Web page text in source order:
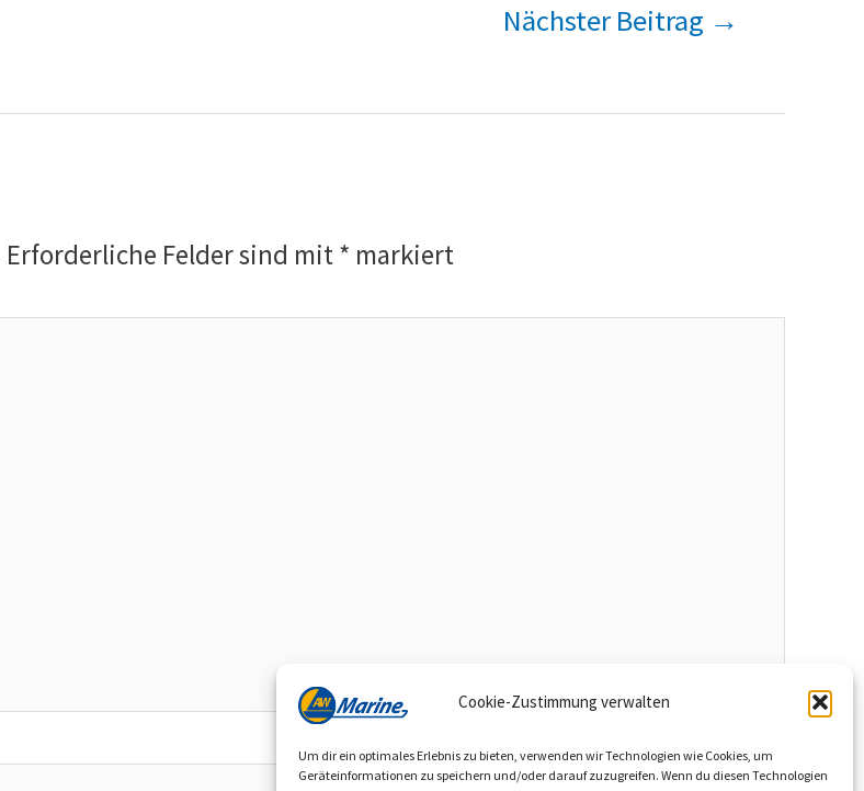
Cookie-Zustimmung verwalten
Um dir ein optimales Erlebnis zu bieten, verwenden wir Technologien wie Cookies, um
Geräteinformationen zu speichern und/oder darauf zuzugreifen. Wenn du diesen Technologien
Nächster Beitrag →
Erforderliche Felder sind mit* markiert